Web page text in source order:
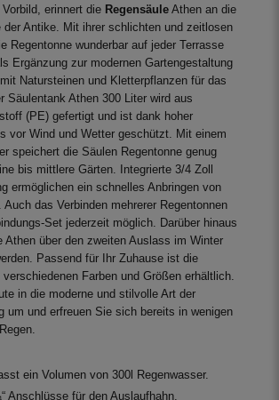
erinnert die Regensäule Athen an die
der Antike. Mit ihrer schlichten und zeitlosen
Regentonne wunderbar auf jeder Terrasse
Ergänzung zur modernen Gartengestaltung
Natursteinen und Kletterpflanzen für das
Säulentank Athen 300 Liter wird aus
(PE) gefertigt und ist dank hoher
vor Wind und Wetter geschützt. Mit einem
speichert die Säulen Regentonne genug
bis mittlere Gärten. Integrierte 3/4 Zoll
ermöglichen ein schnelles Anbringen von
das Verbinden mehrerer Regentonnen
Set jederzeit möglich. Darüber hinaus
Athen über den zweiten Auslass im Winter
Passend für Ihr Zuhause ist die
Farben und Größen erhältlich.
in die moderne und stilvolle Art der
um und erfreuen Sie sich bereits in wenigen
ein Volumen von 300l Regenwasser.
Anschlüsse für den Auslaufhahn.